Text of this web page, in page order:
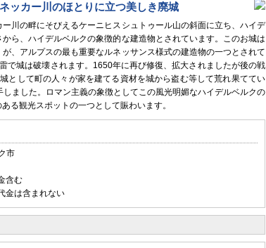
ッカー川のほとりに立つ美しき廃城
川の畔にそびえるケーニヒスシュトゥール山の斜面に立ち、ハイデ
ら、ハイデルベルクの象徴的な建造物とされています。このお城は
、アルプスの最も重要なルネッサンス様式の建造物の一つとされて
で城は破壊されます。1650年に再び修復、拡大されましたが後の戦
として町の人々が家を建てる資材を城から盗む等して荒れ果ててい
ました。ロマン主義の象徴としてこの風光明媚なハイデルベルクの
る観光スポットの一つとして賑わいます。
市
含む
金は含まれない